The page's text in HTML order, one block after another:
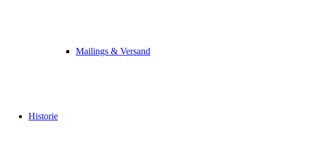
Mailings & Versand
Historie